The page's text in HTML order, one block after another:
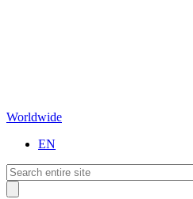
Worldwide
EN